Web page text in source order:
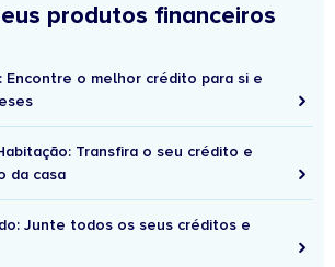
produtos financeiros
Encontre o melhor crédito para si e
Transfira o seu crédito e
da casa
Junte todos os seus créditos e